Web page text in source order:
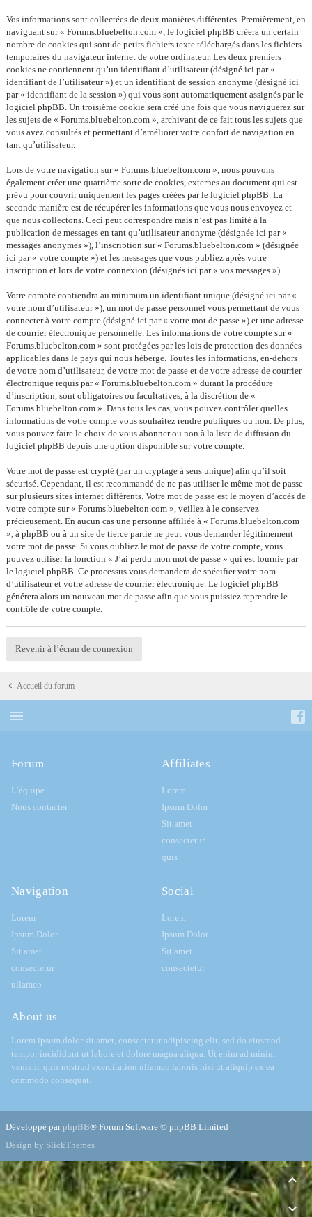
Vos informations sont collectées de deux manières différentes. Premièrement, en
naviguant sur « Forums.bluebelton.com », le logiciel phpBB créera un certain
nombre de cookies qui sont de petits fichiers texte téléchargés dans les fichiers
temporaires du navigateur internet de votre ordinateur. Les deux premiers
cookies ne contiennent qu’un identifiant d’utilisateur (désigné ici par «
identifiant de l’utilisateur ») et un identifiant de session anonyme (désigné ici
par « identifiant de la session ») qui vous sont automatiquement assignés par le
logiciel phpBB. Un troisième cookie sera créé une fois que vous naviguerez sur
les sujets de « Forums.bluebelton.com », archivant de ce fait tous les sujets que
vous avez consultés et permettant d’améliorer votre confort de navigation en
tant qu’utilisateur.
Lors de votre navigation sur « Forums.bluebelton.com », nous pouvons
également créer une quatrième sorte de cookies, externes au document qui est
prévu pour couvrir uniquement les pages créées par le logiciel phpBB. La
seconde manière est de récupérer les informations que vous nous envoyez et
que nous collectons. Ceci peut correspondre mais n’est pas limité à la
publication de messages en tant qu’utilisateur anonyme (désignée ici par «
messages anonymes »), l’inscription sur « Forums.bluebelton.com » (désignée
ici par « votre compte ») et les messages que vous publiez après votre
inscription et lors de votre connexion (désignés ici par « vos messages »).
Votre compte contiendra au minimum un identifiant unique (désigné ici par «
votre nom d’utilisateur »), un mot de passe personnel vous permettant de vous
connecter à votre compte (désigné ici par « votre mot de passe ») et une adresse
de courrier électronique personnelle. Les informations de votre compte sur «
Forums.bluebelton.com » sont protégées par les lois de protection des données
applicables dans le pays qui nous héberge. Toutes les informations, en-dehors
de votre nom d’utilisateur, de votre mot de passe et de votre adresse de courrier
électronique requis par « Forums.bluebelton.com » durant la procédure
d’inscription, sont obligatoires ou facultatives, à la discrétion de «
Forums.bluebelton.com ». Dans tous les cas, vous pouvez contrôler quelles
informations de votre compte vous souhaitez rendre publiques ou non. De plus,
vous pouvez faire le choix de vous abonner ou non à la liste de diffusion du
logiciel phpBB depuis une option disponible sur votre compte.
Votre mot de passe est crypté (par un cryptage à sens unique) afin qu’il soit
sécurisé. Cependant, il est recommandé de ne pas utiliser le même mot de passe
sur plusieurs sites internet différents. Votre mot de passe est le moyen d’accès de
votre compte sur « Forums.bluebelton.com », veillez à le conservez
précieusement. En aucun cas une personne affiliée à « Forums.bluebelton.com
», à phpBB ou à un site de tierce partie ne peut vous demander légitimement
votre mot de passe. Si vous oubliez le mot de passe de votre compte, vous
pouvez utiliser la fonction « J’ai perdu mon mot de passe » qui est fournie par
le logiciel phpBB. Ce processus vous demandera de spécifier votre nom
d’utilisateur et votre adresse de courrier électronique. Le logiciel phpBB
générera alors un nouveau mot de passe afin que vous puissiez reprendre le
contrôle de votre compte.
Revenir à l’écran de connexion
Accueil du forum
Forum
L’équipe
Nous contacter
Affiliates
Lorem
Ipsum Dolor
Sit amet
consectetur
quis
Navigation
Lorem
Ipsum Dolor
Sit amet
consectetur
ullamco
Social
Lorem
Ipsum Dolor
Sit amet
consectetur
About us
Lorem ipsum dolor sit amet, consectetur adipiscing elit, sed do eiusmod
tempor incididunt ut labore et dolore magna aliqua. Ut enim ad minim
veniam, quis nostrud exercitation ullamco laboris nisi ut aliquip ex ea
commodo consequat.
Développé parphpBB® Forum Software © phpBB Limited
Design by SlickThemes